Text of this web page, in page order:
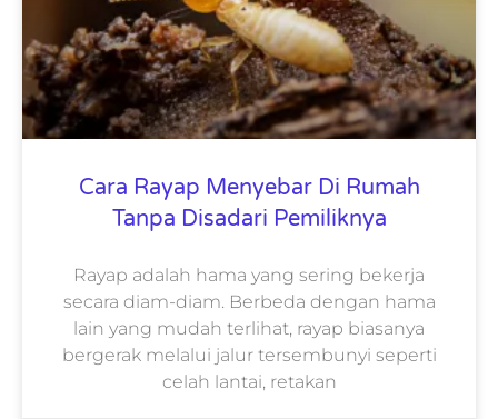
Cara Rayap Menyebar Di Rumah
Tanpa Disadari Pemiliknya
Rayap adalah hama yang sering bekerja
secara diam-diam. Berbeda dengan hama
lain yang mudah terlihat, rayap biasanya
bergerak melalui jalur tersembunyi seperti
celah lantai, retakan